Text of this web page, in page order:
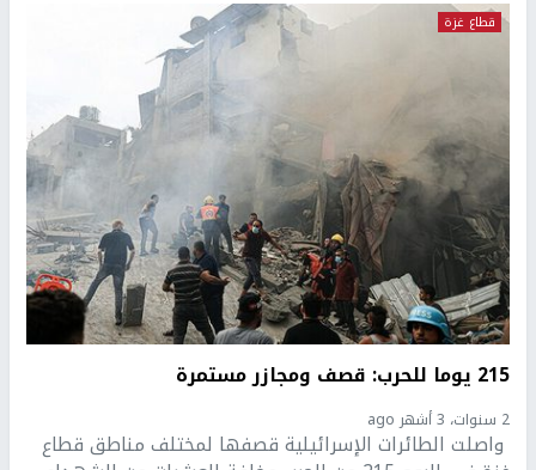
قطاع غزة
215 يوما للحرب: قصف ومجازر مستمرة
2 سنوات، 3 أشهر ago
واصلت الطائرات الإسرائيلية قصفها لمختلف مناطق قطاع